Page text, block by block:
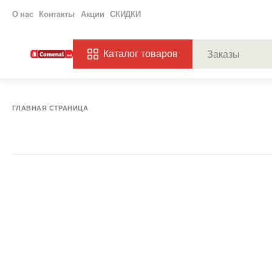
О нас Контакты Акции СКИДКИ
Каталог товаров
ГЛАВНАЯ СТРАНИЦА